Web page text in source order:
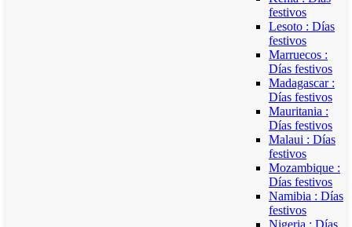
festivos
Lesoto : Días
festivos
Marruecos :
Días festivos
Madagascar :
Días festivos
Mauritania :
Días festivos
Malaui : Días
festivos
Mozambique :
Días festivos
Namibia : Días
festivos
Nigeria : Días